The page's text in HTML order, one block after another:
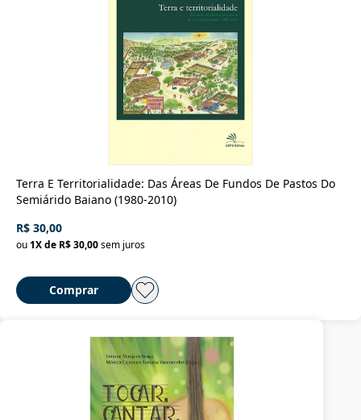
Terra E Territorialidade: Das Áreas De Fundos De Pastos Do
Semiárido Baiano (1980-2010)
R$ 30,00
ou1X de R$ 30,00sem juros
Comprar